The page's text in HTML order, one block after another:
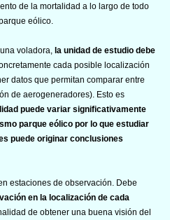
de la mortalidad a lo largo de todo
eólico.
voladora, la unidad de estudio debe
cada posible localización
datos que permitan comparar entre
de aerogeneradores). Esto es
puede variar significativamente
parque eólico por lo que estudiar
puede originar conclusiones
estaciones de observación. Debe
en la localización de cada
de obtener una buena visión del